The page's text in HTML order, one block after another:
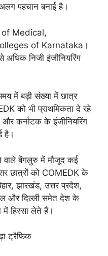
पहचान बनाई है।
of Medical,
of Karnataka।
निजी इंजीनियरिंग
में बड़ी संख्या में छात्र
को भी प्राथमिकता दे रहे
कर्नाटक के इंजीनियरिंग
है।
वाले बेंगलुरु में मौजूद कई
छात्रों को COMEDK के
झारखंड, उत्तर प्रदेश,
और दिल्ली समेत देश के
में हिस्सा लेते हैं।
ट्रैफिक